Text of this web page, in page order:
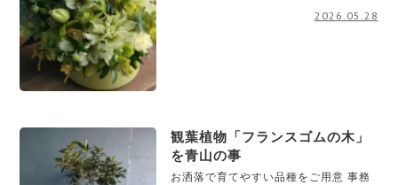
2026.05.28
観葉植物「フランスゴムの木」
を青山の事
お洒落で育てやすい品種をご用意 事務